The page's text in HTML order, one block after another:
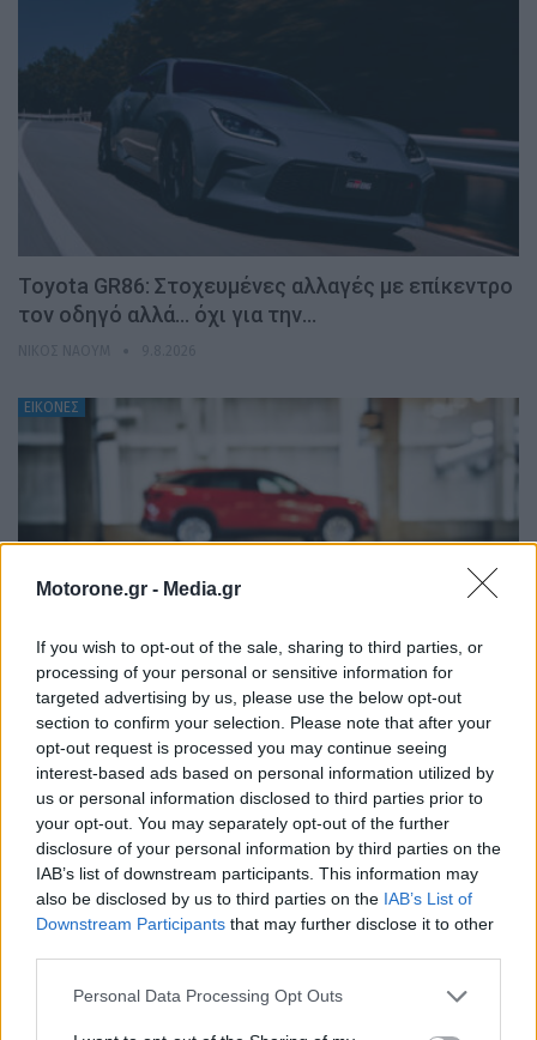
Motorone.gr - Media.gr
If you wish to opt-out of the sale, sharing to third parties, or
processing of your personal or sensitive information for
targeted advertising by us, please use the below opt-out
section to confirm your selection. Please note that after your
opt-out request is processed you may continue seeing
interest-based ads based on personal information utilized by
us or personal information disclosed to third parties prior to
your opt-out. You may separately opt-out of the further
disclosure of your personal information by third parties on the
IAB’s list of downstream participants. This information may
also be disclosed by us to third parties on the IAB’s List of
Downstream Participants that may further disclose it to other
Personal Data Processing Opt Outs
Toyota GR86: Στοχευμένες αλλαγές με επίκεντρο
τον οδηγό αλλά… όχι για την…
ΕΙΚΟΝΕΣ
Skoda Kodiaq από… χαρτί: Κι όμως, τα φώτα του
ανάβουν!
ΝΊΚΟΣ ΝΑΟΎΜ 9.8.2026
ΠΑΡΟΥΣΙΑΣΕΙΣ